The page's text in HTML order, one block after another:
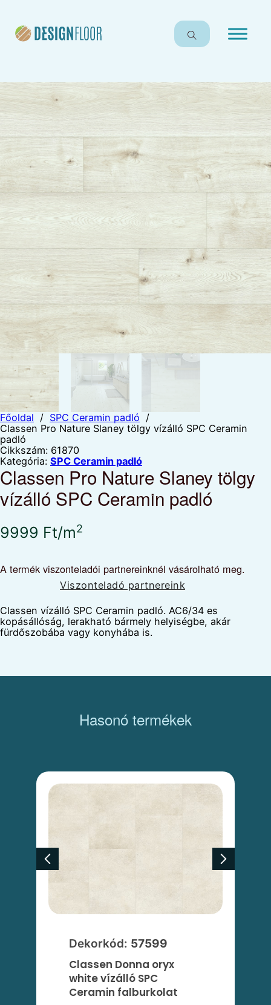
Főoldal / SPC Ceramin padló /
Classen Pro Nature Slaney tölgy vízálló SPC Ceramin
padló
Cikkszám: 61870
Kategória: SPC Ceramin padló
Classen Pro Nature Slaney tölgy
vízálló SPC Ceramin padló
9999 Ft/m2
A termék viszonteladói partnereinknél vásárolható meg.
Viszonteladó partnereink
Classen vízálló SPC Ceramin padló. AC6/34 es
kopásállóság, lerakható bármely helyiségbe, akár
fürdőszobába vagy konyhába is.
Hasonó termékek
Dekorkód: 57599
Classen Donna oryx
white vízálló SPC
Ceramin falburkolat